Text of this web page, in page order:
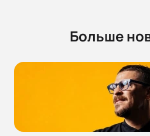
Больше